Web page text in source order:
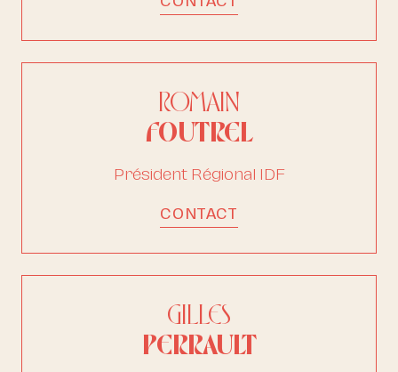
ROMAIN
FOUTREL
Président Régional IDF
CONTACT
GILLES
PERRAULT